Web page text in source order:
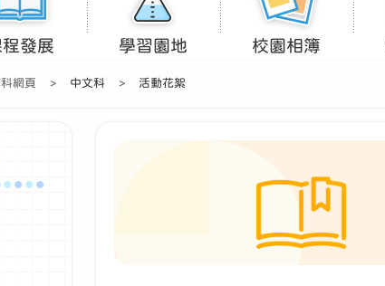
程發展 學習園地 校園相簿
網頁 > 中文科 > 活動花絮